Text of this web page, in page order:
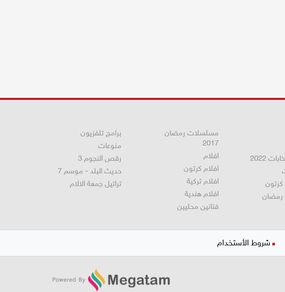
2022
مسلسلات رمضان
2017
افلام
افلام كرتون
افلام تركية
افلام هندية
فنانين محليين
برامج تلفزيون
منوعات
رقص النجوم 3
حديث البلد - موسم 7
تراتيل جمعة الالام
شروط الأستخدام